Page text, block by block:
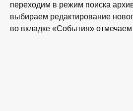
переходим в режим поиска
выбираем редактирование
во вкладке «События»